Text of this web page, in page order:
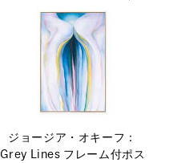
ジョージア・オキーフ：
Grey Lines フレーム付ポス